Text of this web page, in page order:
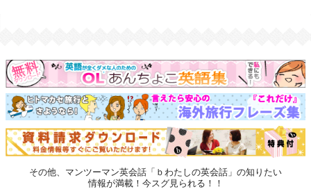
その他、マンツーマン英会話「ｂわたしの英会話」の知りたい
情報が満載！今スグ見られる！！